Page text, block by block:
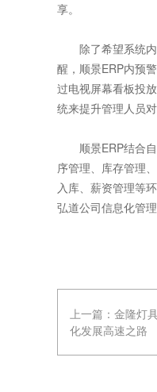
享。
除了希望系统内
醒，顺景ERP内预
过电视屏幕看板投
统来提升管理人员
顺景ERP结合自
序管理、库存管理
入库、薪资管理等
弘道公司信息化管
上一篇： 金隆灯
化发展高速之路